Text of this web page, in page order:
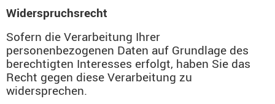
Widerspruchsrecht
Sofern die Verarbeitung Ihrer
personenbezogenen Daten auf Grundlage des
berechtigten Interesses erfolgt, haben Sie das
Recht gegen diese Verarbeitung zu
widersprechen.